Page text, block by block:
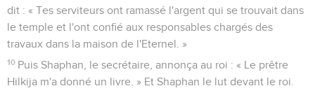
dit : « Tes serviteurs ont ramassé l'argent qui se trouvait dans
le temple et l'ont confié aux responsables chargés des
travaux dans la maison de l'Eternel. »
10 Puis Shaphan, le secrétaire, annonça au roi : « Le prêtre
Hilkija m'a donné un livre. » Et Shaphan le lut devant le roi.